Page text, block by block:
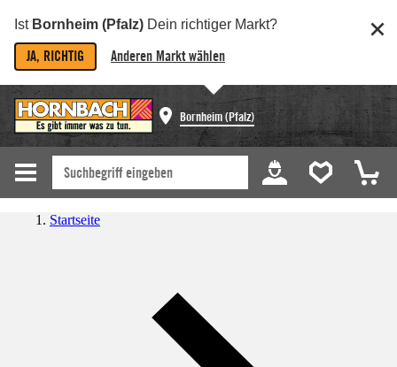
Ist Bornheim (Pfalz) Dein richtiger Markt?
JA, RICHTIG Anderen Markt wählen
Bornheim (Pfalz)
Startseite